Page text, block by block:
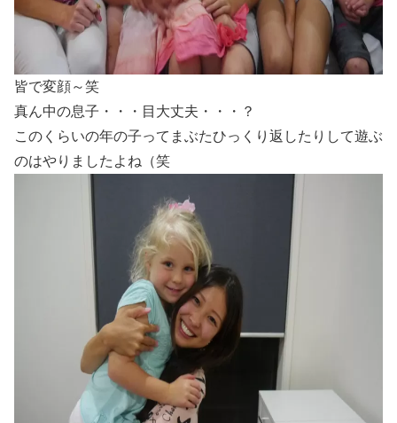
皆で変顔～笑
真ん中の息子・・・目大丈夫・・・？
このくらいの年の子ってまぶたひっくり返したりして遊ぶ
のはやりましたよね（笑